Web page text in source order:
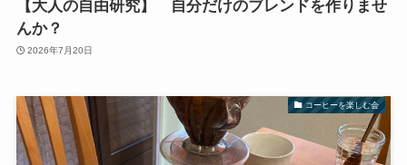
【大人の自由研究】 自分だけのブレンドを作りませ
んか？
2026年7月20日
コーヒーを楽しむ会